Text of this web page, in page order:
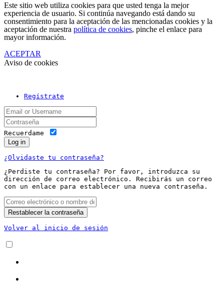
Este sitio web utiliza cookies para que usted tenga la mejor
experiencia de usuario. Si continúa navegando está dando su
consentimiento para la aceptación de las mencionadas cookies y la
aceptación de nuestra política de cookies, pinche el enlace para
mayor información.
ACEPTAR
Aviso de cookies
Regístrate
Recuerdame
Log in
¿Olvidaste tu contraseña?
¿Perdiste tu contraseña? Por favor, introduzca su
dirección de correo electrónico. Recibirás un correo
con un enlace para establecer una nueva contraseña.
Restablecer la contraseña
Volver al inicio de sesión